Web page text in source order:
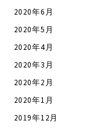
2020年6月
2020年5月
2020年4月
2020年3月
2020年2月
2020年1月
2019年12月